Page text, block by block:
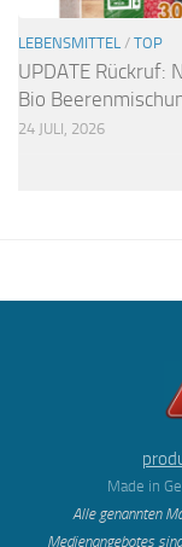
LEBENSMITTEL / TOP
UPDATE
Bio
24 JULI, 2026
Made in
Alle genannten
Medienangebotes